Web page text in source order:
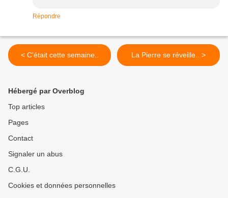
Répondre
< C'était cette semaine.. La Pierre se réveille.. >
Hébergé par Overblog
Top articles
Pages
Contact
Signaler un abus
C.G.U.
Cookies et données personnelles